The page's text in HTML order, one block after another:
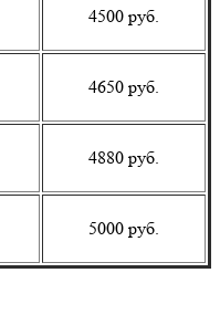
4500 руб.
4650 руб.
4880 руб.
5000 руб.